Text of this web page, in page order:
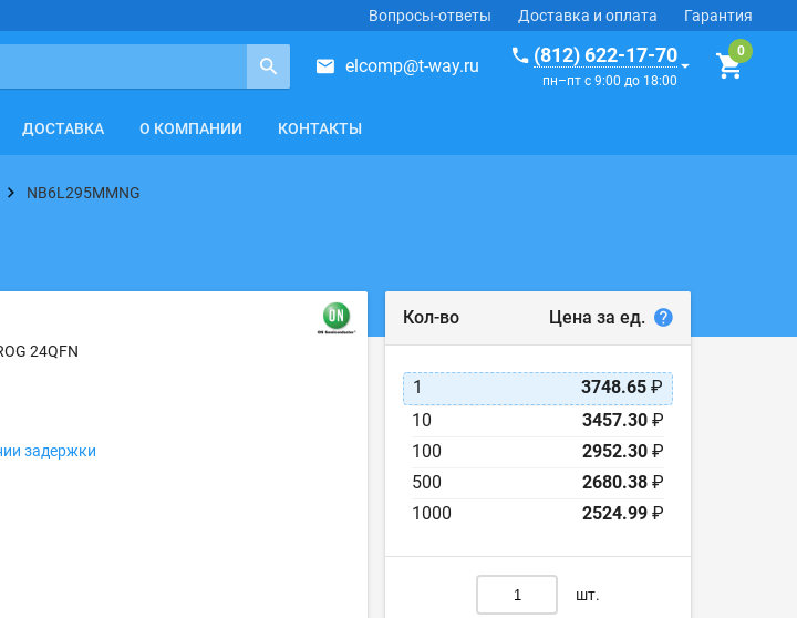
Вопросы-ответы Доставка и оплата Гарантия
elcomp@t-way.ru (812) 622-17-70
пн–пт с 9:00 до 18:00
ДОСТАВКА О КОМПАНИИ КОНТАКТЫ
NB6L295MMNG
24QFN
задержки
Кол-во Цена за ед.
1 3748.65 ₽
10
3457.30 ₽
100
2952.30 ₽
500
2680.38 ₽
1000
2524.99 ₽
шт.